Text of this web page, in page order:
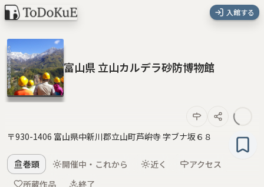
入館する
富山県 立山カルデラ砂防博物館
〒930-1406 富山県中新川郡立山町芦峅寺 字ブナ坂６８
巻頭 開催中・これから 近く
アクセス
所蔵作品
終了